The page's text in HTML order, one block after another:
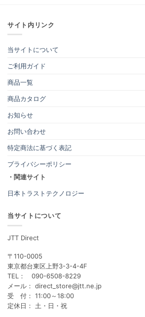
サイト内リンク
当サイトについて
ご利用ガイド
商品一覧
商品カタログ
お知らせ
お問い合わせ
特定商法に基づく表記
プライバシーポリシー
・関連サイト
日本トラストテクノロジー
当サイトについて
JTT Direct
〒110-0005
東京都台東区上野3-3-4-4F
TEL： 090-6508-8229
メール： direct_store@jtt.ne.jp
受 付： 11:00～18:00
定休日： 土・日・祝